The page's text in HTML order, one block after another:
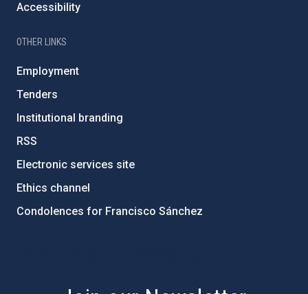
Accessibility
OTHER LINKS
Employment
Tenders
Institutional branding
RSS
Electronic services site
Ethics channel
Condolences for Francisco Sánchez